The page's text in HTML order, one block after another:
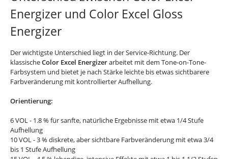
Energizer und Color Excel Gloss
Energizer
Der wichtigste Unterschied liegt in der Service-Richtung. Der
klassischeColor Excel Energizerarbeitet mit dem Tone-on-Tone-
Farbsystem und bietet je nach Stärke leichte bis etwas sichtbarere
Farbveränderung mit kontrollierter Aufhellung.
Orientierung:
6 VOL - 1.8 % für sanfte, natürliche Ergebnisse mit etwa 1/4 Stufe
Aufhellung
10 VOL - 3 % diskrete, aber sichtbare Farbveränderung mit etwa 3/4
bis 1 Stufe Aufhellung